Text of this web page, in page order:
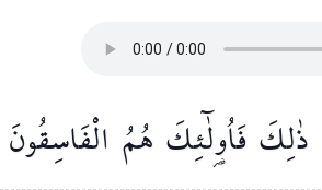
ذٰلِكَفَاُو۬لٰٓئِكَ هُمُ الْفَاسِقُونَ